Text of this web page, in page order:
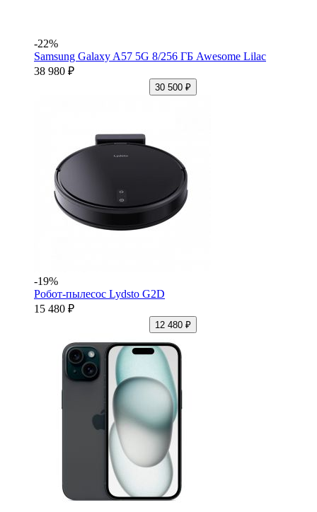
-22%
Samsung Galaxy A57 5G 8/256 ГБ Awesome Lilac
38 980 ₽
30 500 ₽
-19%
Робот-пылесос Lydsto G2D
15 480 ₽
12 480 ₽